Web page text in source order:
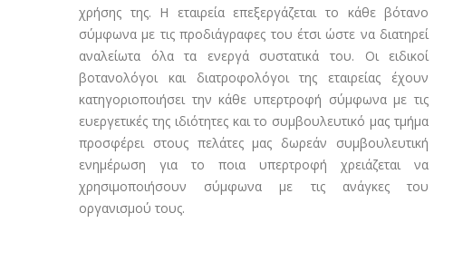
χρήσης της. Η εταιρεία επεξεργάζεται το κάθε βότανο
σύμφωνα με τις προδιάγραφες του έτσι ώστε να διατηρεί
αναλείωτα όλα τα ενεργά συστατικά του. Οι ειδικοί
βοτανολόγοι και διατροφολόγοι της εταιρείας έχουν
κατηγοριοποιήσει την κάθε υπερτροφή σύμφωνα με τις
ευεργετικές της ιδιότητες και το συμβουλευτικό μας τμήμα
προσφέρει στους πελάτες μας δωρεάν συμβουλευτική
ενημέρωση για το ποια υπερτροφή χρειάζεται να
χρησιμοποιήσουν σύμφωνα με τις ανάγκες του
οργανισμού τους.